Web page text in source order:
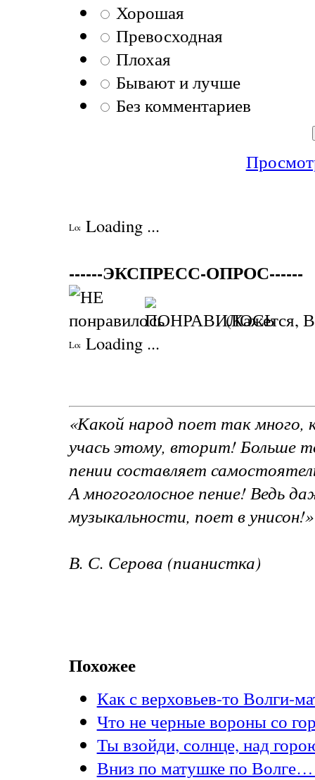
Хорошая
Превосходная
Плохая
Бывают и лучше
Без комментариев
Loading ...
------ЭКСПРЕСС-ОПРОС------
(Кажется,
Loading ...
«Какой народ поет так много,
учась этому, вторит! Больше
пении составляет
А многоголосное пение! Ведь
музыкальности, поет в унисон!»
В. С. Серова (пианистка)
Похожее
Как с верховьев-то Волги-
Что не черные вороны со
Ты взойди, солнце, над
Вниз по матушке по Волге…